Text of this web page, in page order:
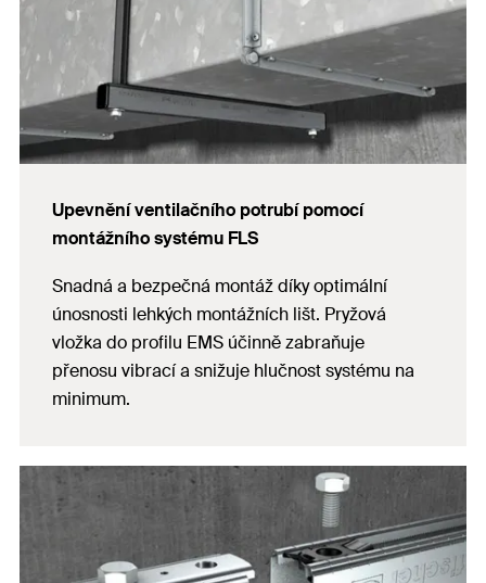
Upevnění ventilačního potrubí pomocí
montážního systému FLS
Snadná a bezpečná montáž díky optimální
únosnosti lehkých montážních lišt. Pryžová
vložka do profilu EMS účinně zabraňuje
přenosu vibrací a snižuje hlučnost systému na
minimum.